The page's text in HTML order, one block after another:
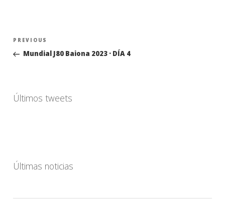
Navegación
entradas
Previous
Post
PREVIOUS
Mundial J80 Baiona 2023 · DÍA 4
Últimos tweets
Últimas noticias